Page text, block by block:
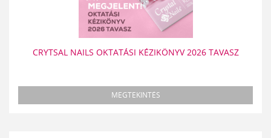
CRYTSAL NAILS OKTATÁSI KÉZIKÖNYV 2026 TAVASZ
MEGTEKINTÉS